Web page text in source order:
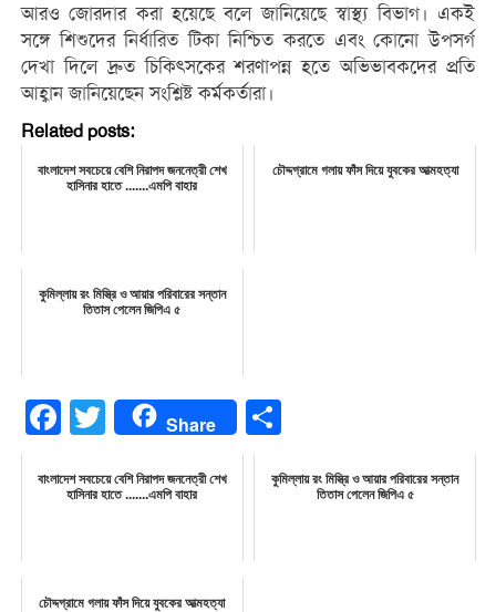
আরও জোরদার করা হয়েছে বলে জানিয়েছে স্বাস্থ্য বিভাগ। একই
সঙ্গে শিশুদের নির্ধারিত টিকা নিশ্চিত করতে এবং কোনো উপসর্গ
দেখা দিলে দ্রুত চিকিৎসকের শরণাপন্ন হতে অভিভাবকদের প্রতি
আহ্বান জানিয়েছেন সংশ্লিষ্ট কর্মকর্তারা।
Related posts:
বাংলাদেশ সবচেয়ে বেশি নিরাপদ জননেত্রী শেখ
হাসিনার হাতে .......এমপি বাহার
চৌদ্দগ্রামে গলায় ফাঁস দিয়ে যুবকের আত্মহত্যা
কুমিল্লায় রং মিস্ত্রি ও আয়ার পরিবারের সন্তান
তিতাস পেলেন জিপিএ ৫
Facebook
Twitter Share
বাংলাদেশ সবচেয়ে বেশি নিরাপদ জননেত্রী শেখ
হাসিনার হাতে .......এমপি বাহার
কুমিল্লায় রং মিস্ত্রি ও আয়ার পরিবারের সন্তান
তিতাস পেলেন জিপিএ ৫
চৌদ্দগ্রামে গলায় ফাঁস দিয়ে যুবকের আত্মহত্যা